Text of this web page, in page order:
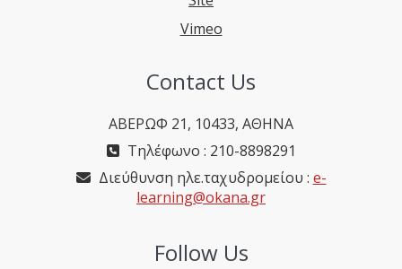
Vimeo
Contact Us
ΑΒΕΡΩΦ 21, 10433, ΑΘΗΝΑ
Τηλέφωνο : 210-8898291
Διεύθυνση ηλε.ταχυδρομείου : e-
learning@okana.gr
Follow Us